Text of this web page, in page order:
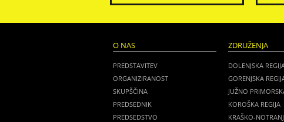
O NAS
PREDSTAVITEV
ORGANIZIRANOST
SKUPŠČINA
PREDSEDNIK
PREDSEDSTVO
ZDRUŽENJA
DOLENJSKA
GORENJSKA
JUŽNO
KOROŠKA REGIJA
KRAŠKO-